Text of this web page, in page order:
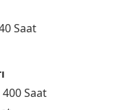
Saat
Saat